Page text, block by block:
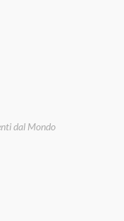
dal Mondo